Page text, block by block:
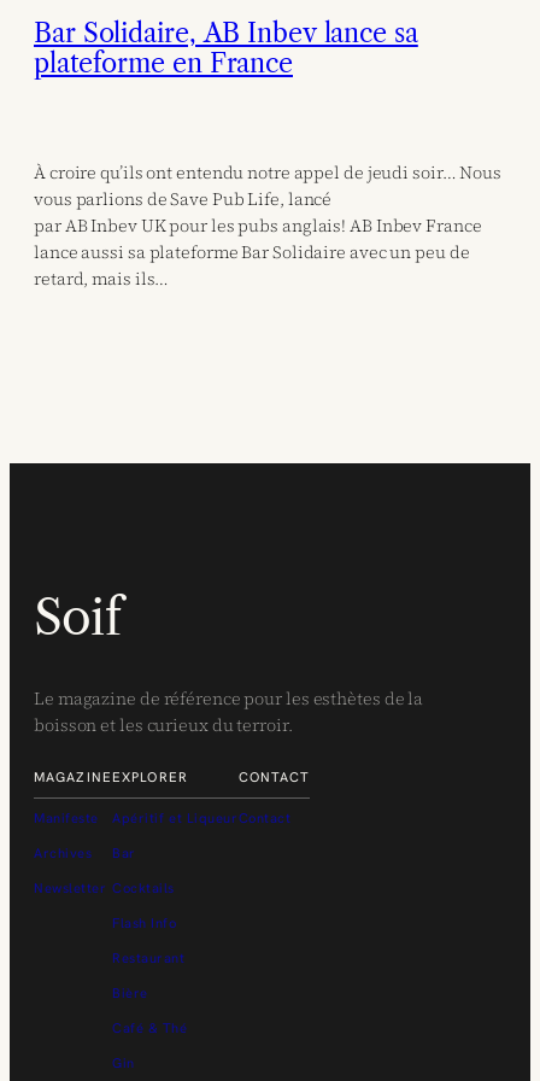
Bar Solidaire, AB Inbev lance sa
plateforme en France
À croire qu’ils ont entendu notre appel de jeudi soir… Nous
vous parlions de Save Pub Life, lancé
par AB Inbev UK pour les pubs anglais! AB Inbev France
lance aussi sa plateforme Bar Solidaire avec un peu de
retard, mais ils…
Soif
Le magazine de référence pour les esthètes de la
boisson et les curieux du terroir.
MAGAZINE
Manifeste
Archives
Newsletter
EXPLORER
Apéritif et Liqueur
Bar
Cocktails
Flash Info
Restaurant
Bière
Café & Thé
Gin
CONTACT
Contact